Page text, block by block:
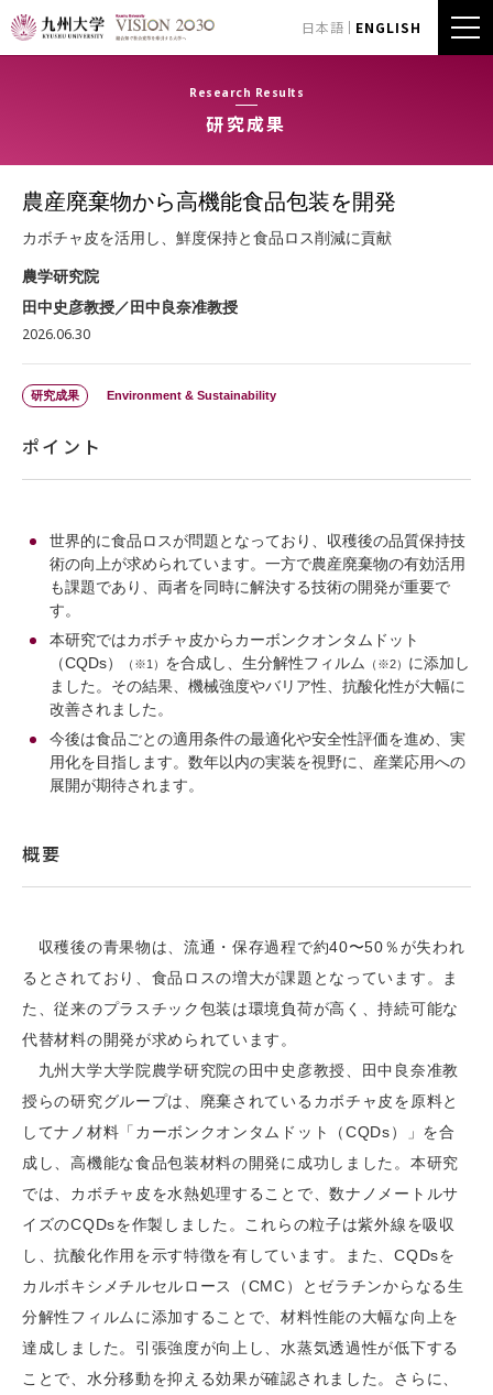
日本語 ENGLISH
Research Results
研究成果
農産廃棄物から高機能食品包装を開発
カボチャ皮を活用し、鮮度保持と食品ロス削減に貢献
農学研究院
田中史彦教授／田中良奈准教授
2026.06.30
研究成果 Environment & Sustainability
ポイント
世界的に食品ロスが問題となっており、収穫後の品質保持技
術の向上が求められています。一方で農産廃棄物の有効活用
も課題であり、両者を同時に解決する技術の開発が重要で
す。
本研究ではカボチャ皮からカーボンクオンタムドット
（CQDs）
（※1） を合成し、生分解性フィルム （※2） に添加し
ました。その結果、機械強度やバリア性、抗酸化性が大幅に
改善されました。
今後は食品ごとの適用条件の最適化や安全性評価を進め、実
用化を目指します。数年以内の実装を視野に、産業応用への
展開が期待されます。
概要
収穫後の青果物は、流通・保存過程で約40〜50％が失われ
るとされており、食品ロスの増大が課題となっています。ま
た、従来のプラスチック包装は環境負荷が高く、持続可能な
代替材料の開発が求められています。
九州大学大学院農学研究院の田中史彦教授、田中良奈准教
授らの研究グループは、廃棄されているカボチャ皮を原料と
してナノ材料「カーボンクオンタムドット（CQDs）」を合
成し、高機能な食品包装材料の開発に成功しました。本研究
では、カボチャ皮を水熱処理することで、数ナノメートルサ
イズのCQDsを作製しました。これらの粒子は紫外線を吸収
し、抗酸化作用を示す特徴を有しています。また、CQDsを
カルボキシメチルセルロース（CMC）とゼラチンからなる生
分解性フィルムに添加することで、材料性能の大幅な向上を
達成しました。引張強度が向上し、水蒸気透過性が低下する
ことで、水分移動を抑える効果が確認されました。さらに、